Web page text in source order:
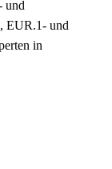
und
EUR.1- und
in